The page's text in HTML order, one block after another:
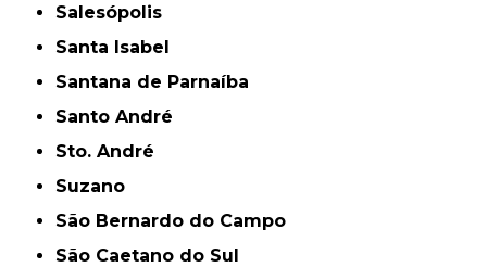
Salesópolis
Santa Isabel
Santana de Parnaíba
Santo André
Sto. André
Suzano
São Bernardo do Campo
São Caetano do Sul